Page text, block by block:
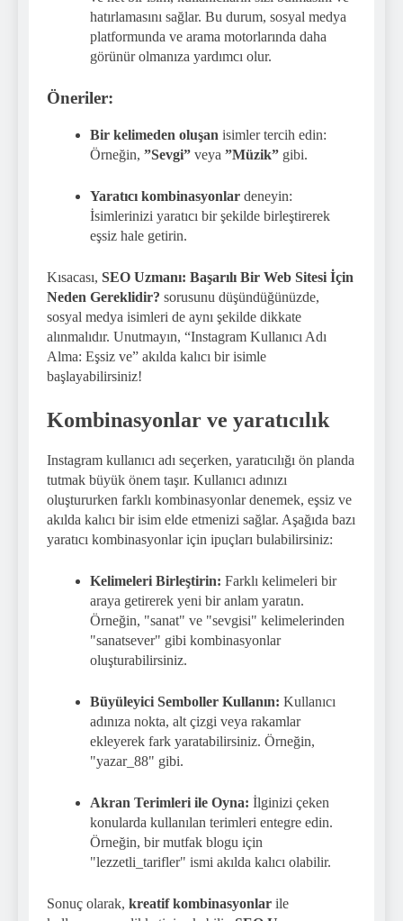
hatırlamasını sağlar. Bu durum, sosyal medya
platformunda ve arama motorlarında daha
görünür olmanıza yardımcı olur.
Öneriler:
Bir kelimeden oluşan isimler tercih edin:
Örneğin, ”Sevgi” veya ”Müzik” gibi.
Yaratıcı kombinasyonlar deneyin:
İsimlerinizi yaratıcı bir şekilde birleştirerek
eşsiz hale getirin.
Kısacası, SEO Uzmanı: Başarılı Bir Web Sitesi İçin
Neden Gereklidir? sorusunu düşündüğünüzde,
sosyal medya isimleri de aynı şekilde dikkate
alınmalıdır. Unutmayın, “Instagram Kullanıcı Adı
Alma: Eşsiz ve” akılda kalıcı bir isimle
başlayabilirsiniz!
Kombinasyonlar ve yaratıcılık
Instagram kullanıcı adı seçerken, yaratıcılığı ön planda
tutmak büyük önem taşır. Kullanıcı adınızı
oluştururken farklı kombinasyonlar denemek, eşsiz ve
akılda kalıcı bir isim elde etmenizi sağlar. Aşağıda bazı
yaratıcı kombinasyonlar için ipuçları bulabilirsiniz:
Kelimeleri Birleştirin: Farklı kelimeleri bir
araya getirerek yeni bir anlam yaratın.
Örneğin, "sanat" ve "sevgisi" kelimelerinden
"sanatsever" gibi kombinasyonlar
oluşturabilirsiniz.
Büyüleyici Semboller Kullanın: Kullanıcı
adınıza nokta, alt çizgi veya rakamlar
ekleyerek fark yaratabilirsiniz. Örneğin,
"yazar_88" gibi.
Akran Terimleri ile Oyna: İlginizi çeken
konularda kullanılan terimleri entegre edin.
Örneğin, bir mutfak blogu için
"lezzetli_tarifler" ismi akılda kalıcı olabilir.
Sonuç olarak, kreatif kombinasyonlar ile